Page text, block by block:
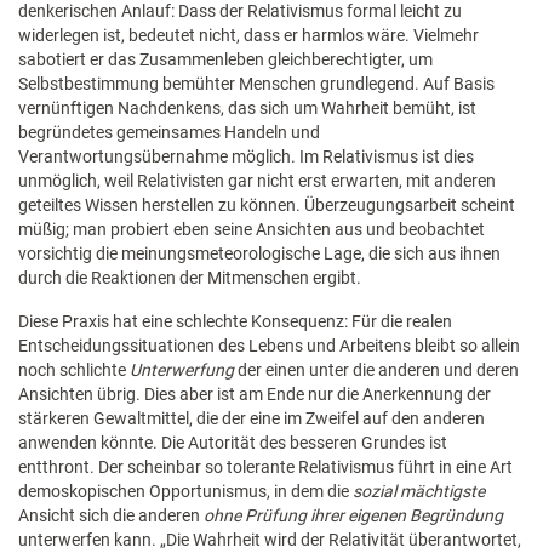
denkerischen Anlauf: Dass der Relativismus formal leicht zu
widerlegen ist, bedeutet nicht, dass er harmlos wäre. Vielmehr
sabotiert er das Zusammenleben gleichberechtigter, um
Selbstbestimmung bemühter Menschen grundlegend. Auf Basis
vernünftigen Nachdenkens, das sich um Wahrheit bemüht, ist
begründetes gemeinsames Handeln und
Verantwortungsübernahme möglich. Im Relativismus ist dies
unmöglich, weil Relativisten gar nicht erst erwarten, mit anderen
geteiltes Wissen herstellen zu können. Überzeugungsarbeit scheint
müßig; man probiert eben seine Ansichten aus und beobachtet
vorsichtig die meinungsmeteorologische Lage, die sich aus ihnen
durch die Reaktionen der Mitmenschen ergibt.
Diese Praxis hat eine schlechte Konsequenz: Für die realen
Entscheidungssituationen des Lebens und Arbeitens bleibt so allein
noch schlichte Unterwerfungder einen unter die anderen und deren
Ansichten übrig. Dies aber ist am Ende nur die Anerkennung der
stärkeren Gewaltmittel, die der eine im Zweifel auf den anderen
anwenden könnte. Die Autorität des besseren Grundes ist
entthront. Der scheinbar so tolerante Relativismus führt in eine Art
demoskopischen Opportunismus, in dem die sozial mächtigste
Ansicht sich die anderen ohne Prüfung ihrer eigenen Begründung
unterwerfen kann. „Die Wahrheit wird der Relativität überantwortet,